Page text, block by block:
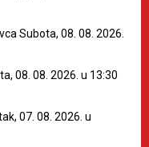
Subota, 08. 08. 2026.
08. 08. 2026. u 13:30
07. 08. 2026. u